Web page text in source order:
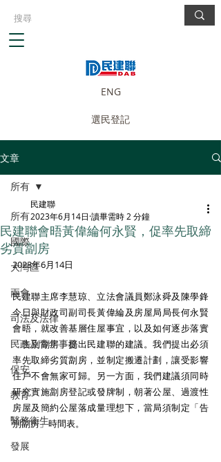
ENG
選民登記
文章
所有
國際
大灣區
兩會
司法及法律
民政及青年事務
保安
教育
醫務衛生
發展
所有
民建聯會晤黃偉綸何永賢，促率先取締
劣質劏房
民建聯
2023年6月14日 讀畢需時 2 分鐘
2023年6月14日
民建聯主席李慧琼、立法會議員鄭泳舜及陳學鋒
今日與財政司副司長黃偉綸及房屋局局長何永賢
會晤，就改善基層住屋事宜，以及如何逐步落實
「告別劏房」提出民建聯的建議。我們提出必須
率先取締劣質劏房，並制定搬遷計劃，讓受影響
住戶不會無家可歸。另一方面，我們建議須同時
研究實施劏房登記或發牌制，朝著公屋、過渡性
房屋及簡約公屋落成量理想下，當局須制定「告
別劏房」時間表。